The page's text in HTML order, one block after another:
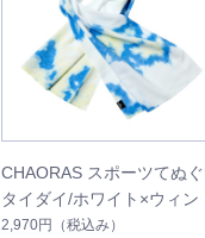
CHAORAS スポーツてぬ
タイダイ/ホワイト×ウィン
ーブルー
2,970円 （税込み）